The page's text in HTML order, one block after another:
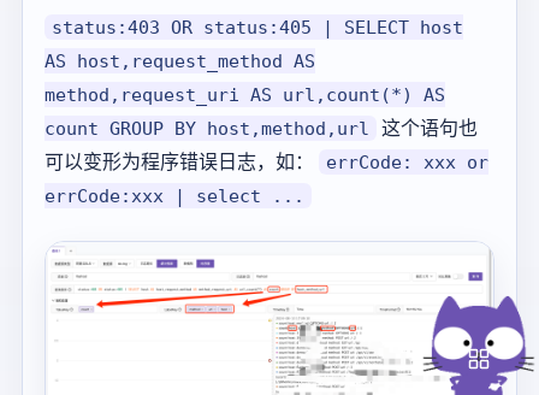
status:403 OR status:405 | SELECT host
AS host,request_method AS
method,request_uri AS url,count(*) AS
count GROUP BY host,method,url
这个语句也
可以变形为程序错误日志，如：
errCode: xxx or
errCode:xxx | select ...